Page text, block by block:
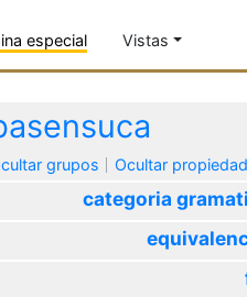
especial Vistas
grupos Ocultar
categoria